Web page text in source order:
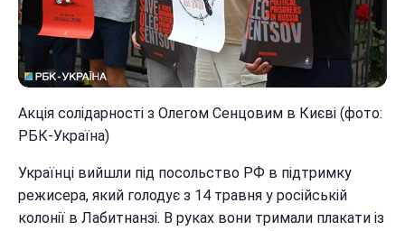
Акція солідарності з Олегом Сенцовим в Києві (фото:
РБК-Україна)
Українці вийшли під посольство РФ в підтримку
режисера, який голодує з 14 травня у російській
колонії в Лабитнанзі. В руках вони тримали плакати із